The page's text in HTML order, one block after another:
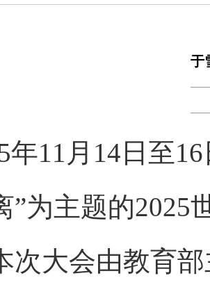
于
年11月14日至
”为主题的2025
次大会由教育